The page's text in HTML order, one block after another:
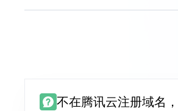
不在腾讯云注册域名